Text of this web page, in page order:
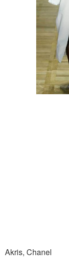
Akris, Chanel